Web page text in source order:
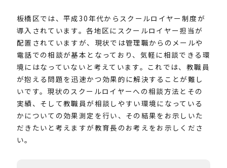
板橋区では、平成30年代からスクールロイヤー制度が
導入されています。各地区にスクールロイヤー担当が
配置されていますが、現状では管理職からのメールや
電話での相談が基本となっており、気軽に相談できる環
境にはなっていないと考えています。これでは、教職員
が抱える問題を迅速かつ効果的に解決することが難し
いです。現状のスクールロイヤーへの相談方法とその
実績、そして教職員が相談しやすい環境になっている
かについての効果測定を行い、その結果をお示しいた
だきたいと考えますが教育長のお考えをお示しくださ
い。